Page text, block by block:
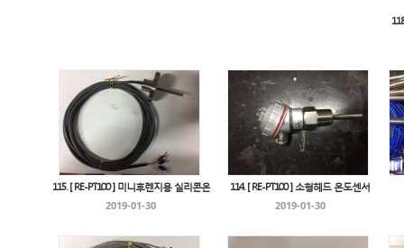
115. [ RE-PT100 ] 미니후렌지용 실리콘온
2019-01-30
114. [ RE-PT100 ] 소형헤드 온도센서
2019-01-30